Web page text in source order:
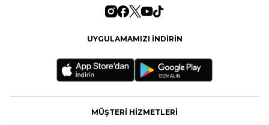
UYGULAMAMIZI İNDİRİN
MÜŞTERİ HİZMETLERİ